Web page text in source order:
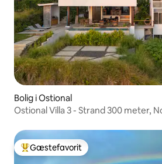
Bolig i Ostional
Ostional Villa 3 - Strand 300 meter,
Bedste gæstefavorit
Gæstefavorit